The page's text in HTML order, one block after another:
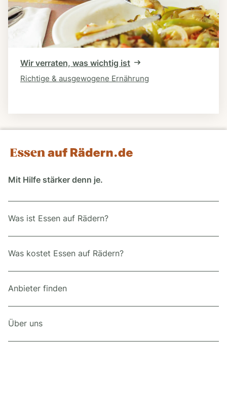
Wir verraten, was wichtig ist
Richtige & ausgewogene Ernährung
Mit Hilfe stärker denn je.
Was ist Essen auf Rädern?
Was kostet Essen auf Rädern?
Anbieter finden
Über uns